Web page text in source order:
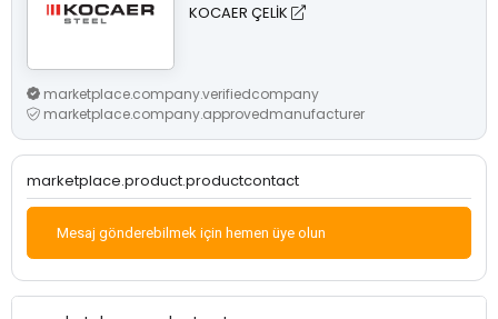
KOCAER ÇELİK
marketplace.company.verifiedcompany
marketplace.company.approvedmanufacturer
marketplace.product.productcontact
Mesaj gönderebilmek için hemen üye olun